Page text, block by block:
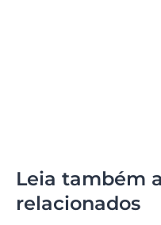
Leia também
relacionados